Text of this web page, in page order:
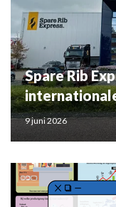
Spare Rib
9 juni 2026